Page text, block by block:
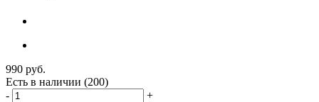
990 руб.
Есть в наличии (200)
-
+